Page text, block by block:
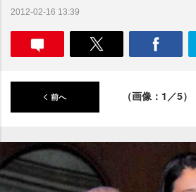
2012-02-16 13:39
前へ （画像：1／5）